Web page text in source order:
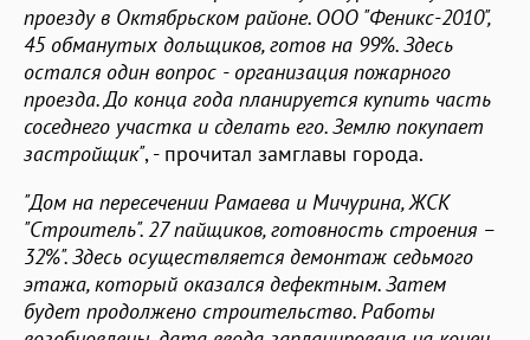
проезду в Октябрьском районе. ООО "Феникс-2010",
45 обманутых дольщиков, готов на 99%. Здесь
остался один вопрос - организация пожарного
проезда. До конца года планируется купить часть
соседнего участка и сделать его. Землю покупает
застройщик", - прочитал замглавы города.
"Дом на пересечении Рамаева и Мичурина, ЖСК
"Строитель". 27 пайщиков, готовность строения –
32%". Здесь осуществляется демонтаж седьмого
этажа, который оказался дефектным. Затем
будет продолжено строительство. Работы